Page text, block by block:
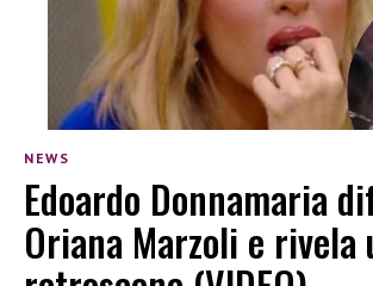
NEWS
Edoardo Donnamaria
Oriana Marzoli e rivela